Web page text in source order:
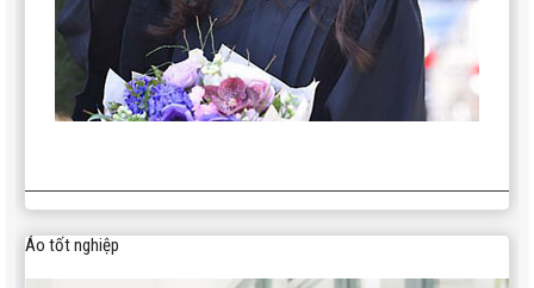
Áo tốt nghiệp